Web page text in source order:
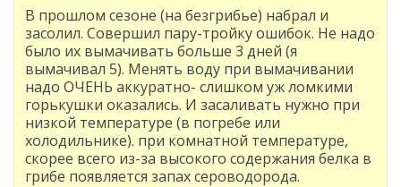
В прошлом сезоне (на безгрибье) набрал и
засолил. Совершил пару-тройку ошибок. Не надо
было их вымачивать больше 3 дней (я
вымачивал 5). Менять воду при вымачивании
надо ОЧЕНЬ аккуратно- слишком уж ломкими
горькушки оказались. И засаливать нужно при
низкой температуре (в погребе или
холодильнике). при комнатной температуре,
скорее всего из-за высокого содержания белка в
грибе появляется запах сероводорода.